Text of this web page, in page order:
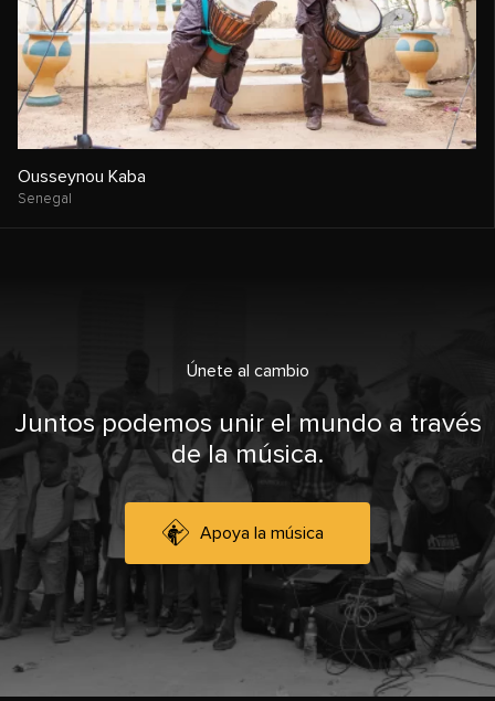
Ousseynou Kaba
Senegal
Únete al cambio
Juntos podemos unir el mundo a través
de la música.
Apoya la música